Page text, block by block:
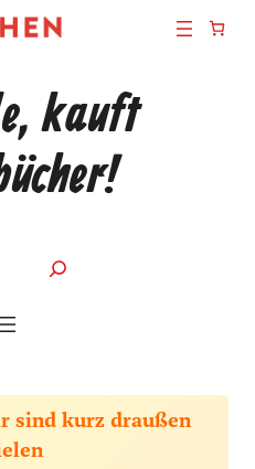
kauft
sind kurz draußen